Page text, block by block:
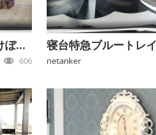
寝台特急ブルートレインあけぼの3
606 netanker